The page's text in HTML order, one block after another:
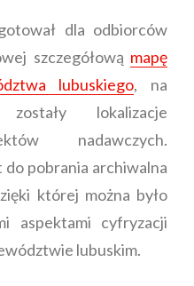
dla odbiorców
szczegółową mapę
lubuskiego, na
lokalizacje
nadawczych.
pobrania archiwalna
której można było
aspektami cyfryzacji
lubuskim.